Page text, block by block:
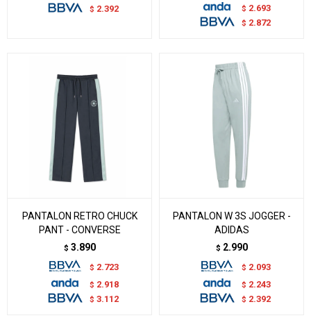
$ 2.392 $ 2.693
$ 2.872
PANTALON RETRO CHUCK
PANT - CONVERSE
$ 3.890
$ 2.723
$ 2.918
$ 3.112
PANTALON W 3S JOGGER -
ADIDAS
$ 2.990
$ 2.093
$ 2.243
$ 2.392